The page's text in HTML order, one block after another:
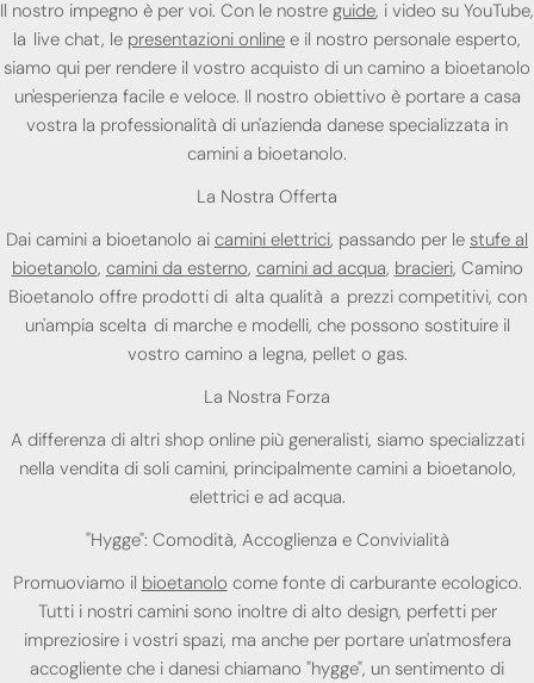
Il nostro impegno è per voi. Con le nostre guide, i video su YouTube,
la live chat, le presentazioni online e il nostro personale esperto,
siamo qui per rendere il vostro acquisto di un camino a bioetanolo
un'esperienza facile e veloce. Il nostro obiettivo è portare a casa
vostra la professionalità di un'azienda danese specializzata in
camini a bioetanolo.
La Nostra Offerta
Dai camini a bioetanolo ai camini elettrici, passando per le stufe al
bioetanolo, camini da esterno, camini ad acqua, bracieri, Camino
Bioetanolo offre prodotti di alta qualità a prezzi competitivi, con
un'ampia scelta di marche e modelli, che possono sostituire il
vostro camino a legna, pellet o gas.
La Nostra Forza
A differenza di altri shop online più generalisti, siamo specializzati
nella vendita di soli camini, principalmente camini a bioetanolo,
elettrici e ad acqua.
"Hygge": Comodità, Accoglienza e Convivialità
Promuoviamo il bioetanolo come fonte di carburante ecologico.
Tutti i nostri camini sono inoltre di alto design, perfetti per
impreziosire i vostri spazi, ma anche per portare un'atmosfera
accogliente che i danesi chiamano "hygge", un sentimento di